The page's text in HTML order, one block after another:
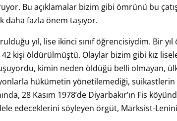
Bu açıklamalar bizim gibi ömrünü bu
daha fazla önem taşıyor.
yıl, lise ikinci sınıf öğrencisiydim. Bir yıl
kişi öldürülmüştü. Olaylar bizim gibi kız
kimin neden öldüğü belli olmayan,
hükümetin yönetilemediği, suikastlerin
28 Kasım 1978’de Diyarbakır’ın Fis
edeceklerini söyleyen örgüt, Marksist-